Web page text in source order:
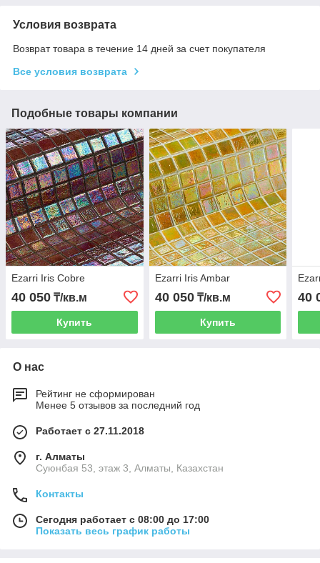
Условия возврата
Возврат товара в течение 14 дней за счет покупателя
Все условия возврата
Подобные товары компании
Ezarri Iris Cobre
40 050 ₸/кв.м
Купить
Ezarri Iris Ambar
40 050₸/кв.м
Купить
40
О нас
Рейтинг не сформирован
Менее 5 отзывов за последний год
Работает с 27.11.2018
г. Алматы
Суюнбая 53, этаж 3, Алматы, Казахстан
Контакты
Сегодня работает с 08:00 до 17:00
Показать весь график работы